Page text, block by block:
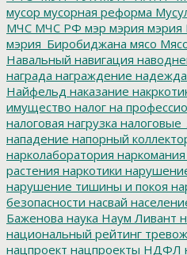
мусор мусорная реформа
МЧС МЧС РФ мэр мэрия мэрия
мэрия_Биробиджана мясо
Навальный навигация
награда награждение надежда
Найфельд наказание
имущество налог на
налоговая нагрузка
нападение напорный
нарколаборатория наркомания
растения наркотики
нарушение тишины и покоя
безопасности насвай
Баженова наука Наум Ливант
национальный рейтинг
нацпроект нацпроекты НДФЛ